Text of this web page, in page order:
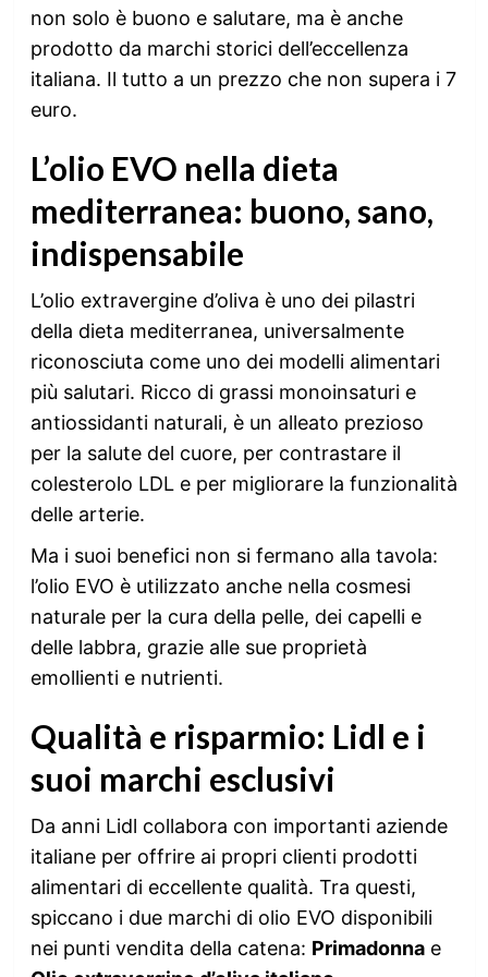
non solo è buono e salutare, ma è anche
prodotto da marchi storici dell’eccellenza
italiana. Il tutto a un prezzo che non supera i 7
euro.
L’olio EVO nella dieta
mediterranea: buono, sano,
indispensabile
L’olio extravergine d’oliva è uno dei pilastri
della dieta mediterranea, universalmente
riconosciuta come uno dei modelli alimentari
più salutari. Ricco di grassi monoinsaturi e
antiossidanti naturali, è un alleato prezioso
per la salute del cuore, per contrastare il
colesterolo LDL e per migliorare la funzionalità
delle arterie.
Ma i suoi benefici non si fermano alla tavola:
l’olio EVO è utilizzato anche nella cosmesi
naturale per la cura della pelle, dei capelli e
delle labbra, grazie alle sue proprietà
emollienti e nutrienti.
Qualità e risparmio: Lidl e i
suoi marchi esclusivi
Da anni Lidl collabora con importanti aziende
italiane per offrire ai propri clienti prodotti
alimentari di eccellente qualità. Tra questi,
spiccano i due marchi di olio EVO disponibili
nei punti vendita della catena: Primadonnae